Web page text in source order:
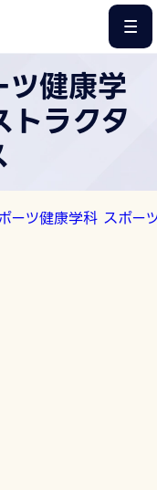
健康学
トラクタ
ツ健康学科 スポー